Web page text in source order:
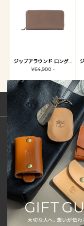
ジップアラウンド ロングウォレット
¥64,900 -
新規会員登録
ご利用ガイド
特定商取引法
お問い合わせ
販売スタッフ中途採用